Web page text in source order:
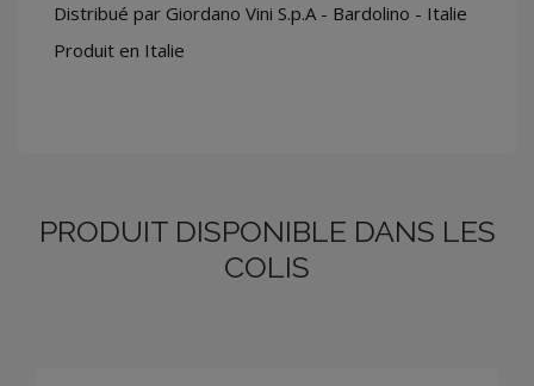
Distribué par Giordano Vini S.p.A - Bardolino - Italie
Produit en Italie
PRODUIT DISPONIBLE DANS LES
COLIS